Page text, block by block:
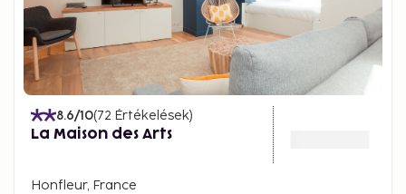
8.6/10(72 Értékelések)
La Maison des Arts
Honfleur, France